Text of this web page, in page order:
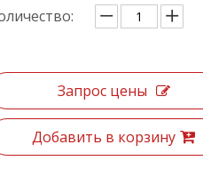
Запрос цены
Добавить в корзину